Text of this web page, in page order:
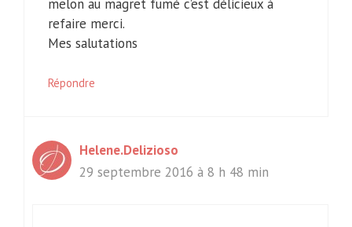
melon au magret fumé c’est délicieux à
refaire merci.
Mes salutations
Répondre
Helene.Delizioso
29 septembre 2016 à 8 h 48 min